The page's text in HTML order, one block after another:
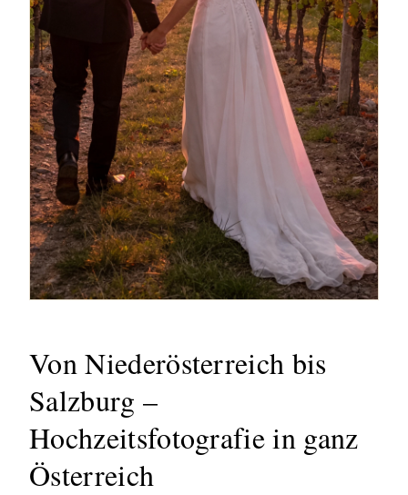
Von Niederösterreich bis
Salzburg –
Hochzeitsfotografie in ganz
Österreich